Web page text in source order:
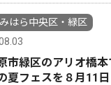
はら中央区・緑区
市緑区のアリオ橋
夏フェスを８月11